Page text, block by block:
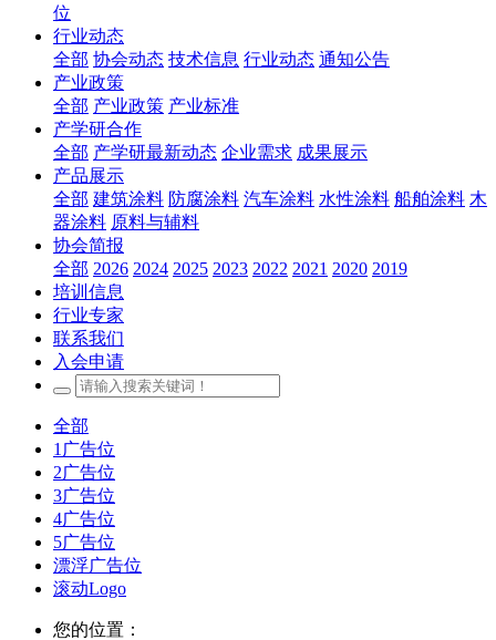
位
行业动态
全部 协会动态 技术信息 行业动态 通知公告
产业政策
全部 产业政策 产业标准
产学研合作
全部 产学研最新动态 企业需求 成果展示
产品展示
全部 建筑涂料 防腐涂料 汽车涂料 水性涂料 船舶涂料 木
器涂料 原料与辅料
协会简报
全部 2026 2024 2025 2023 2022 2021 2020 2019
培训信息
行业专家
联系我们
入会申请
全部
1广告位
2广告位
3广告位
4广告位
5广告位
漂浮广告位
滚动Logo
您的位置：